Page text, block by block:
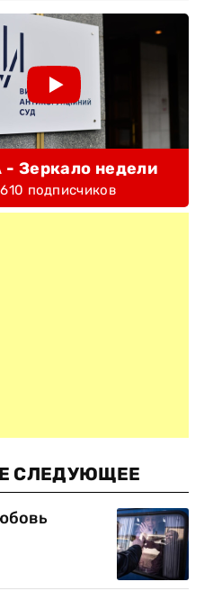
- Зеркало недели
подписчиков
СЛЕДУЮЩЕЕ